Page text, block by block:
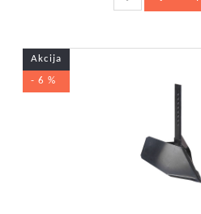
Akcija
- 6 %